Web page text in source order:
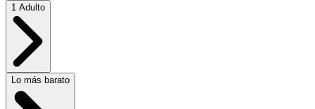
1 Adulto
Lo más barato